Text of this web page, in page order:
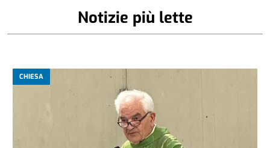
Notizie più lette
CHIESA